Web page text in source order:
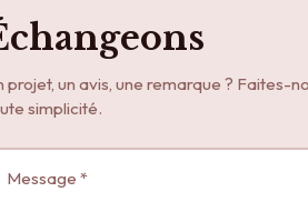
projet, un avis, une remarque ? Faites-
simplicité.